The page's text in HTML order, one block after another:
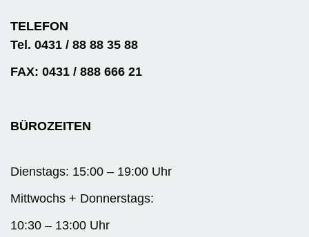
TELEFON
Tel. 0431 / 88 88 35 88
FAX: 0431 / 888 666 21
BÜROZEITEN
Dienstags: 15:00 – 19:00 Uhr
Mittwochs + Donnerstags:
10:30 – 13:00 Uhr